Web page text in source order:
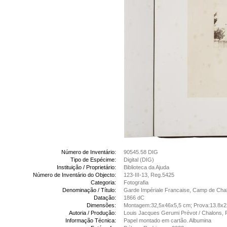
Número de Inventário:
90545.58 DIG
Tipo de Espécime:
Digital (DIG)
Instituição / Proprietário:
Biblioteca da Ajuda
Número de Inventário do Objecto:
123-III-13, Reg.5425
Categoria:
Fotografia
Denominação / Título:
Garde Impériale Francaise, Camp de
Datação:
1866 dC
Dimensões:
Montagem:32,5x46x5,5 cm;
Autoria / Produção:
Louis Jacques Gerumi Prévot / Chalons,
Informação Técnica:
Papel montado em cartão. Albumina